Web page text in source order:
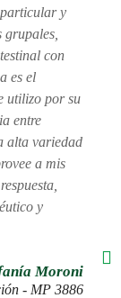
y
con
es el
utilizo por su
entre
alta variedad
a mis
y
Moroni
- MP 3886